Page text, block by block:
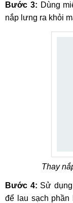
Bước 3: Dùng
nắp lưng ra khỏi
Thay
Bước 4: Sử
để lau sạch phần